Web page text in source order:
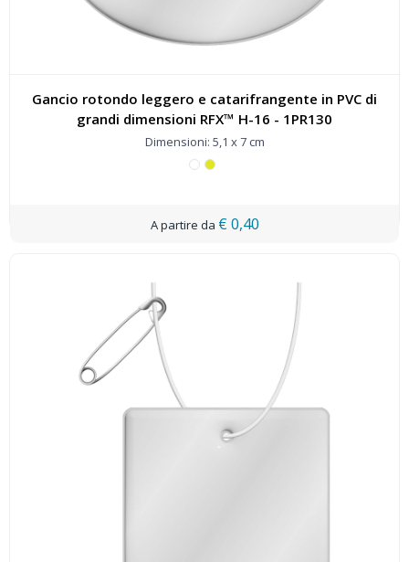
Gancio rotondo leggero e catarifrangente in PVC di
grandi dimensioni RFX™ H-16 - 1PR130
Dimensioni: 5,1 x 7 cm
€ 0,40